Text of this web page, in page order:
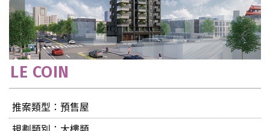
LE COIN
推案類型：預售屋